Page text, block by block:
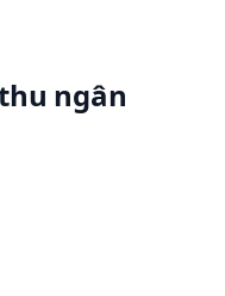
ngân